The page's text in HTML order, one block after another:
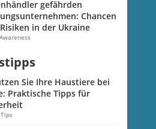
gefährden
Chancen
in der Ukraine
Sie Ihre Haustiere bei
Praktische Tipps für